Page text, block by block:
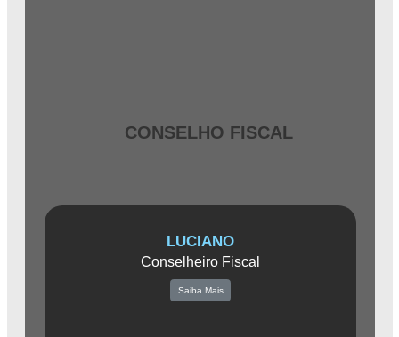
CONSELHO FISCAL
LUCIANO
Conselheiro Fiscal
Saiba Mais